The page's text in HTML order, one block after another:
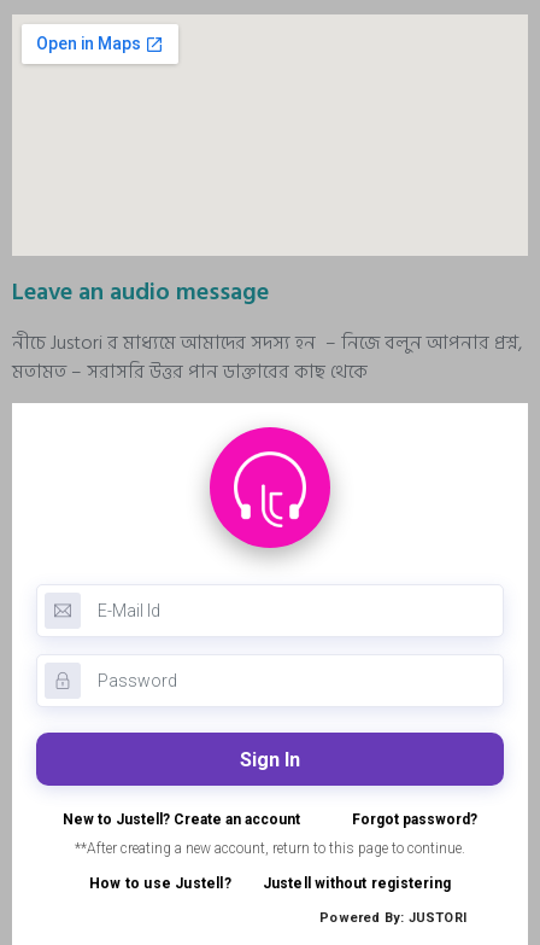
Leave an audio message
নীচে Justori র মাধ্যমে আমাদের সদস্য হন – নিজে বলুন আপনার প্রশ্ন,
মতামত – সরাসরি উত্তর পান ডাক্তারের কাছ থেকে